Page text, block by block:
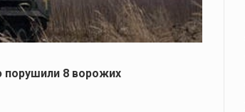
порушили 8 ворожих